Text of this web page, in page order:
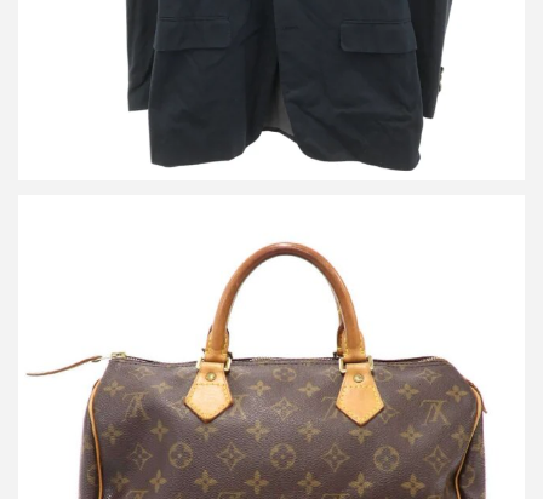
ルイヴィトン M41526 スピーディ30 モノグラムハンドバッグ
買取金額32,000円
詳しく見る